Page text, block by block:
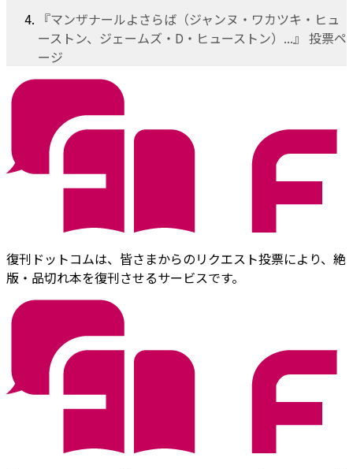
『マンザナールよさらば（ジャンヌ・ワカツキ・ヒュ
ーストン、ジェームズ・D・ヒューストン）...』 投票ペ
ージ
復刊ドットコムは、皆さまからのリクエスト投票により、絶
版・品切れ本を復刊させるサービスです。